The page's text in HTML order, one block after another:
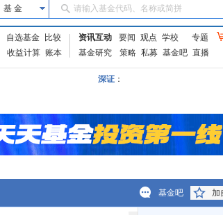
基 金 请输入基金代码、名称或简拼
自选基金
比较
收益计算 账本
资讯互动 要闻 观点 学校
专题
基金研究
策略 私募 基金吧 直播
深证：
基金吧 加